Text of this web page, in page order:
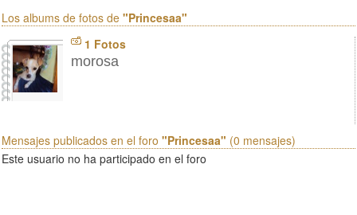
Los albums de fotos de "Princesaa"
1 Fotos
morosa
Mensajes publicados en el foro "Princesaa" (0 mensajes)
Este usuario no ha participado en el foro